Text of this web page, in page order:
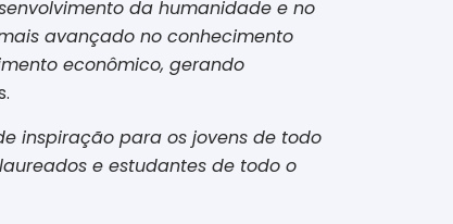
da humanidade e no
avançado no conhecimento
econômico, gerando
inspiração para os jovens de todo
e estudantes de todo o